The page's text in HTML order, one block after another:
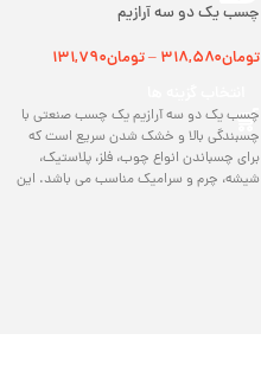
چسب یک دو سه آرازیم
تومان۳۱۸,۵۸۰ –تومان۱۳۱,۷۹۰
چسب یک دو سه آرازیم یک چسب صنعتی با
چسبندگی بالا و خشک شدن سریع است که
برای چسباندن انواع چوب، فلز، پلاستیک،
شیشه، چرم و سرامیک مناسب می‌ باشد. این